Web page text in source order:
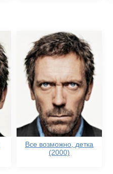
Все возможно, детка
(2000)